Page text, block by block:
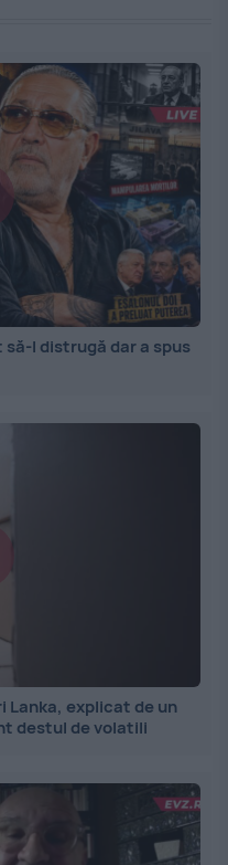
l distrugă dar a spus
Lanka, explicat de un
destul de volatili